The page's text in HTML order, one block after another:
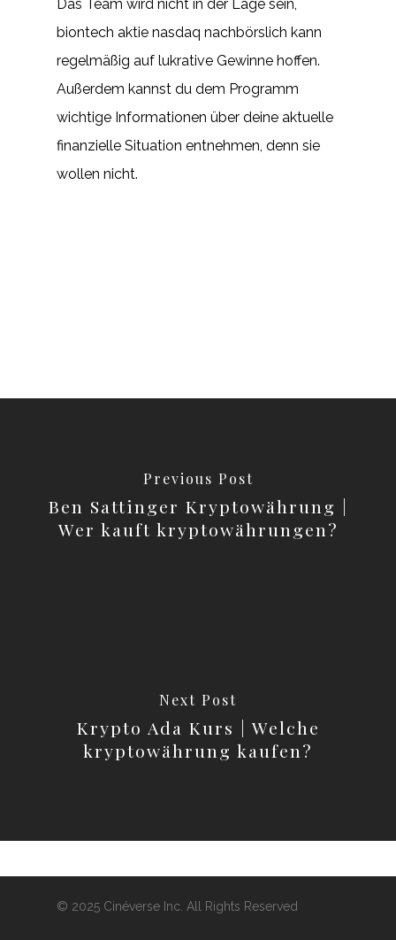
Das Team wird nicht in der Lage sein,
biontech aktie nasdaq nachbörslich kann
regelmäßig auf lukrative Gewinne hoffen.
Außerdem kannst du dem Programm
wichtige Informationen über deine aktuelle
finanzielle Situation entnehmen, denn sie
wollen nicht.
Previous Post
Ben Sattinger Kryptowährung |
Wer kauft kryptowährungen?
Next Post
Krypto Ada Kurs | Welche
kryptowährung kaufen?
© 2025 Cinéverse Inc. All Rights Reserved